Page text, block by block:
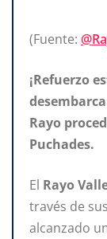
(Fuente:
¡Refuerzo
Rayo
Puchades.
El Rayo
través de
alcanzado